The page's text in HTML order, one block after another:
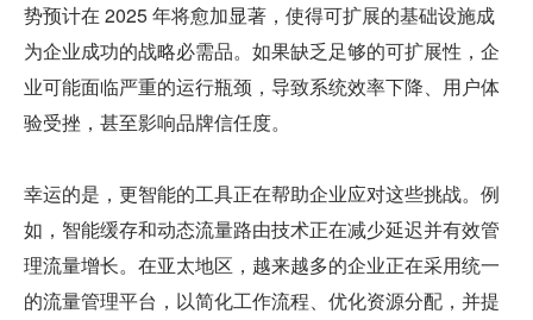
势预计在 2025 年将愈加显著，使得可扩展的基础设施成
为企业成功的战略必需品。如果缺乏足够的可扩展性，企
业可能面临严重的运行瓶颈，导致系统效率下降、用户体
验受挫，甚至影响品牌信任度。
幸运的是，更智能的工具正在帮助企业应对这些挑战。例
如，智能缓存和动态流量路由技术正在减少延迟并有效管
理流量增长。在亚太地区，越来越多的企业正在采用统一
的流量管理平台，以简化工作流程、优化资源分配，并提